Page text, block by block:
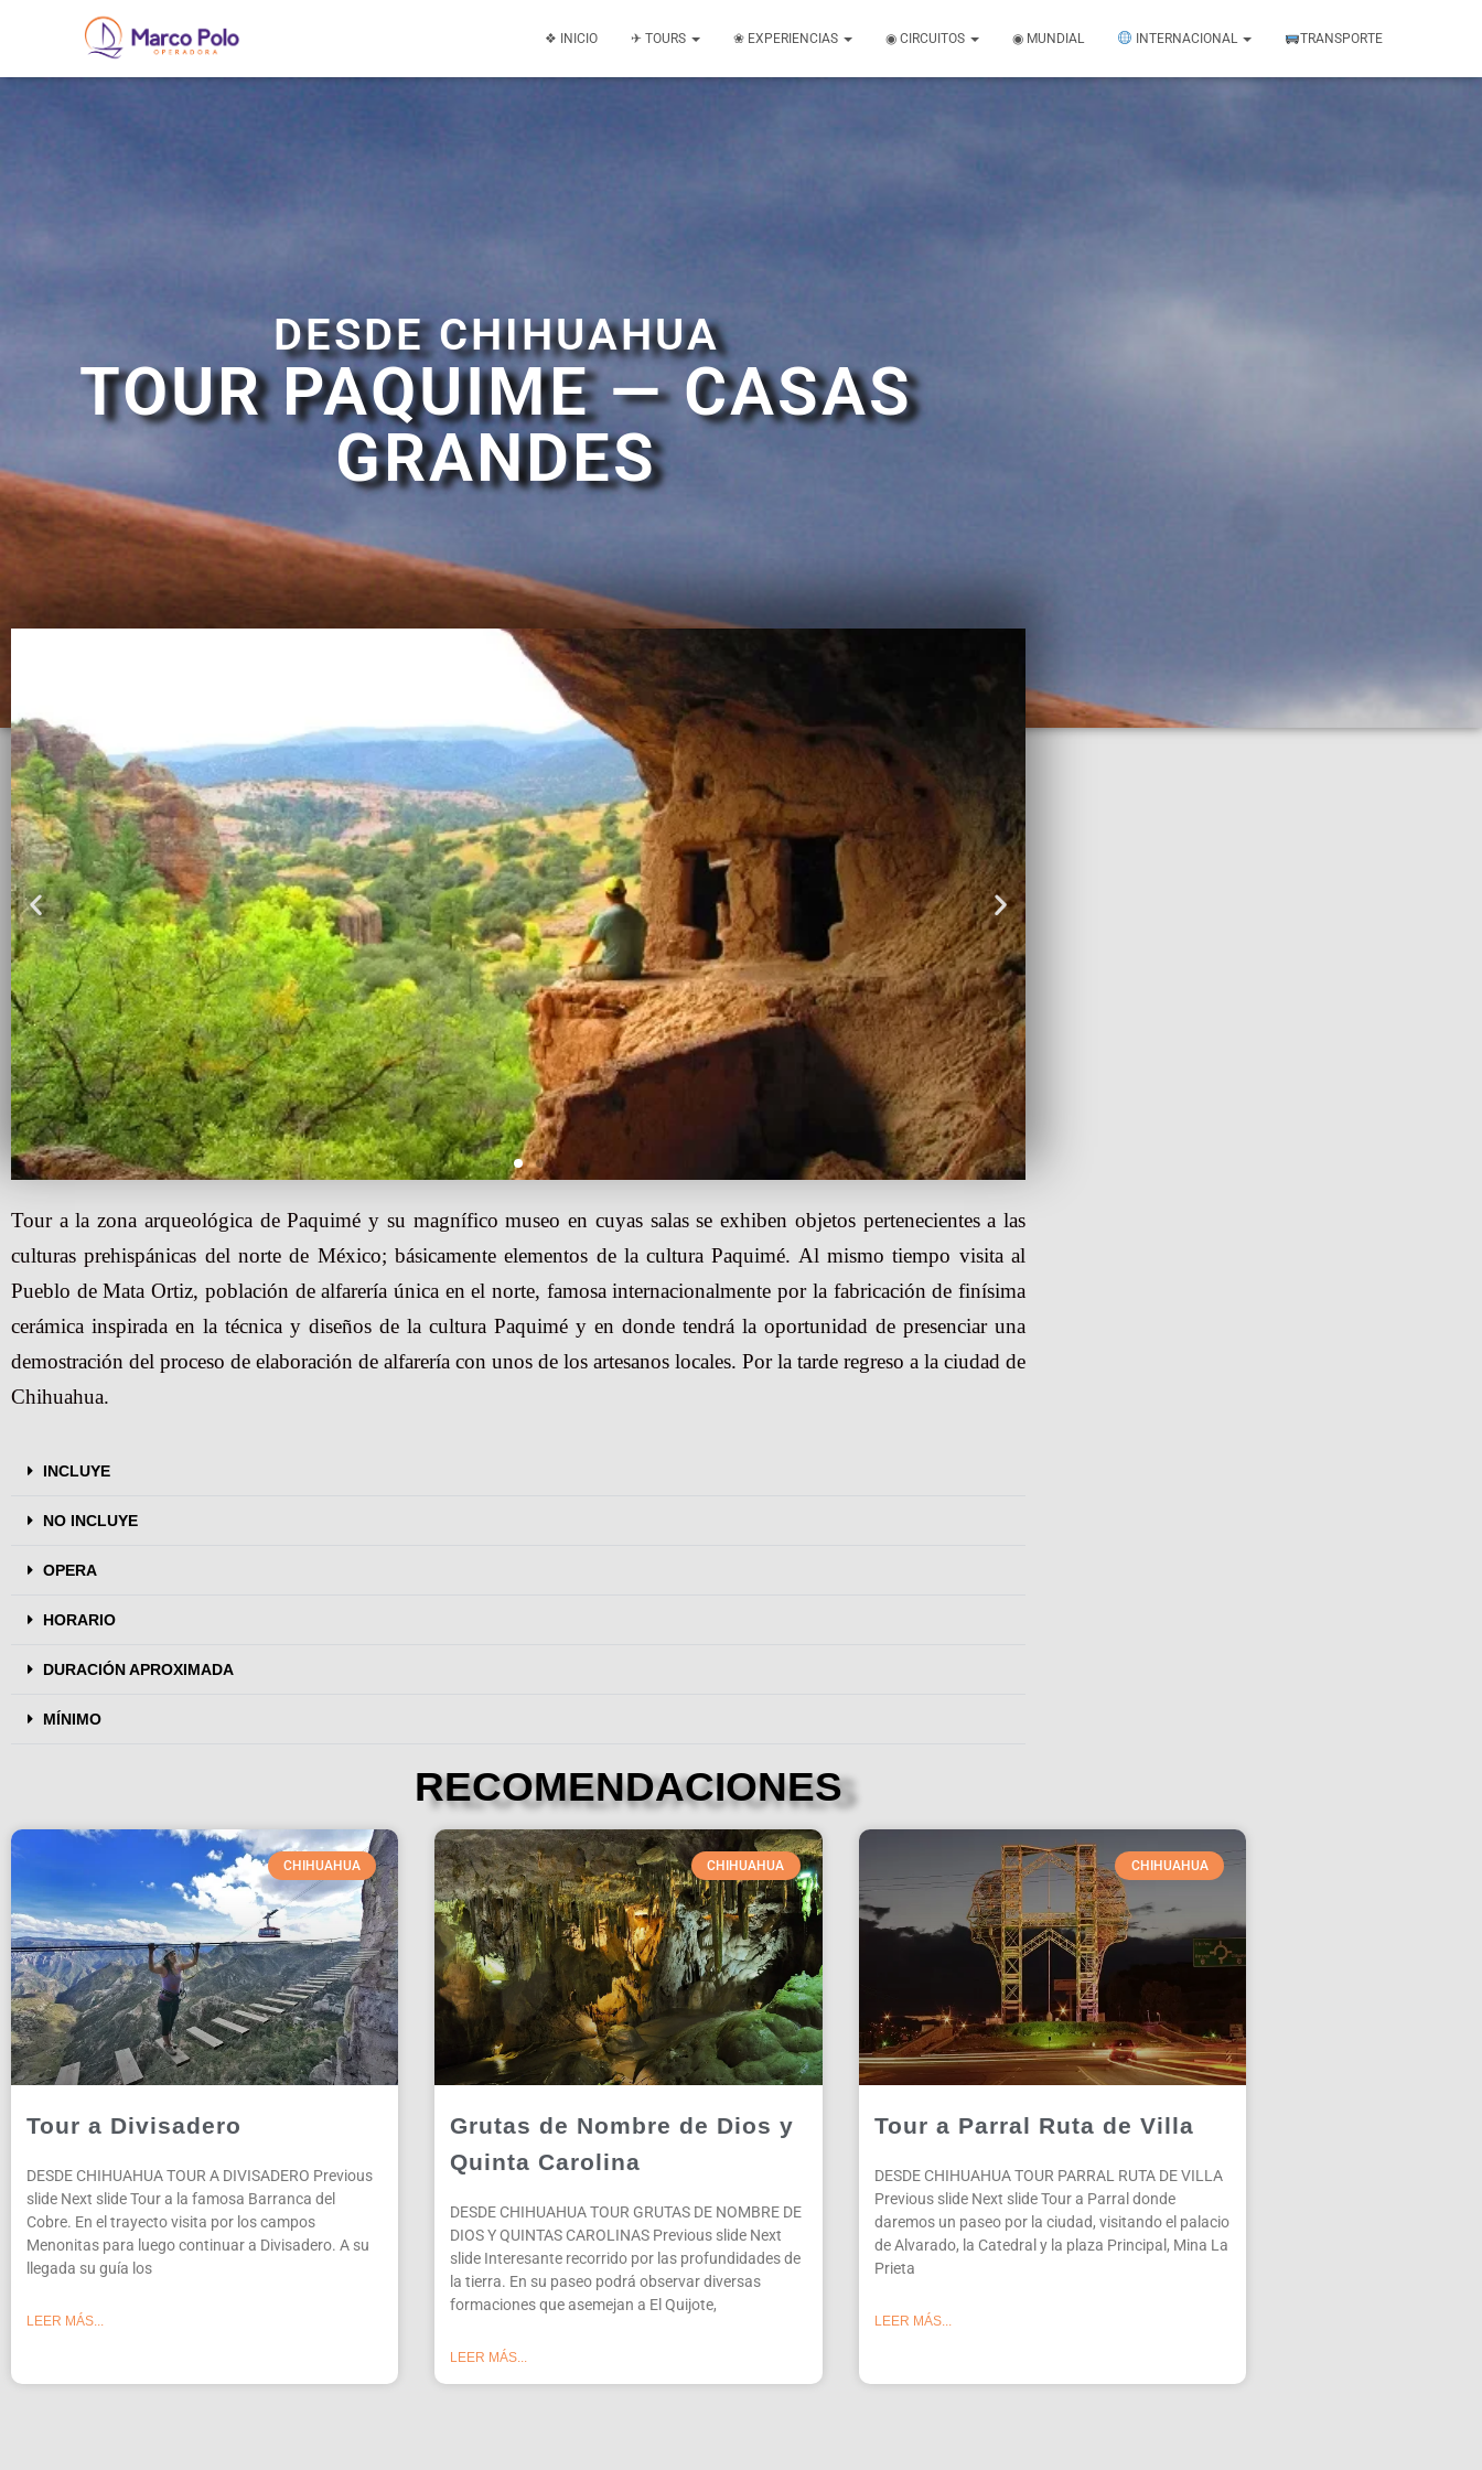
❖ INICIO ✈ TOURS ❀ EXPERIENCIAS ◉ CIRCUITOS ◉ MUNDIAL INTERNACIONAL TRANSPORTE
DESDE CHIHUAHUA
TOUR PAQUIME — CASAS
GRANDES
Tour a la zona arqueológica de Paquimé y su magnífico museo en cuyas salas se exhiben objetos pertenecientes a las
culturas prehispánicas del norte de México; básicamente elementos de la cultura Paquimé. Al mismo tiempo visita al
Pueblo de Mata Ortiz, población de alfarería única en el norte, famosa internacionalmente por la fabricación de finísima
cerámica inspirada en la técnica y diseños de la cultura Paquimé y en donde tendrá la oportunidad de presenciar una
demostración del proceso de elaboración de alfarería con unos de los artesanos locales. Por la tarde regreso a la ciudad de
Chihuahua.
INCLUYE
NO INCLUYE
OPERA
HORARIO
DURACIÓN APROXIMADA
MÍNIMO
RECOMENDACIONES
CHIHUAHUA
Tour a Divisadero
DESDE CHIHUAHUA TOUR A DIVISADERO Previous
slide Next slide Tour a la famosa Barranca del
Cobre. En el trayecto visita por los campos
Menonitas para luego continuar a Divisadero. A su
llegada su guía los
LEER MÁS...
CHIHUAHUA
Grutas de Nombre de Dios y
Quinta Carolina
DESDE CHIHUAHUA TOUR GRUTAS DE NOMBRE DE
DIOS Y QUINTAS CAROLINAS Previous slide Next
slide Interesante recorrido por las profundidades de
la tierra. En su paseo podrá observar diversas
formaciones que asemejan a El Quijote,
LEER MÁS...
CHIHUAHUA
Tour a Parral Ruta de Villa
DESDE CHIHUAHUA TOUR PARRAL RUTA DE VILLA
Previous slide Next slide Tour a Parral donde
daremos un paseo por la ciudad, visitando el palacio
de Alvarado, la Catedral y la plaza Principal, Mina La
Prieta
LEER MÁS...